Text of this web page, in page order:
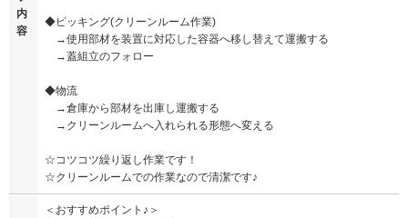
内
容
◆ピッキング(クリーンルーム作業)
→使用部材を装置に対応した容器へ移し替えて運搬する
→蓋組立のフォロー
◆物流
→倉庫から部材を出庫し運搬する
→クリーンルームへ入れられる形態へ変える
☆コツコツ繰り返し作業です！
☆クリーンルームでの作業なので清潔です♪
＜おすすめポイント♪＞